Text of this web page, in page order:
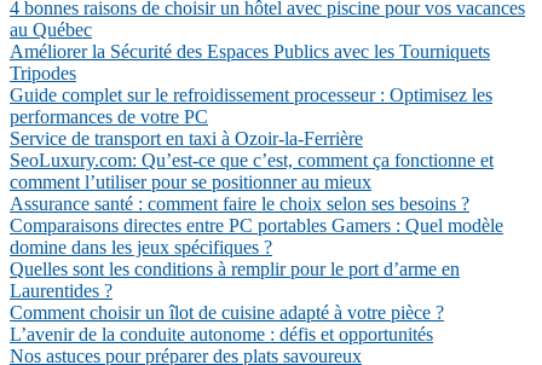
4 bonnes raisons de choisir un hôtel avec piscine pour vos vacances
au Québec
Améliorer la Sécurité des Espaces Publics avec les Tourniquets
Tripodes
Guide complet sur le refroidissement processeur : Optimisez les
performances de votre PC
Service de transport en taxi à Ozoir-la-Ferrière
SeoLuxury.com: Qu’est-ce que c’est, comment ça fonctionne et
comment l’utiliser pour se positionner au mieux
Assurance santé : comment faire le choix selon ses besoins ?
Comparaisons directes entre PC portables Gamers : Quel modèle
domine dans les jeux spécifiques ?
Quelles sont les conditions à remplir pour le port d’arme en
Laurentides ?
Comment choisir un îlot de cuisine adapté à votre pièce ?
L’avenir de la conduite autonome : défis et opportunités
Nos astuces pour préparer des plats savoureux